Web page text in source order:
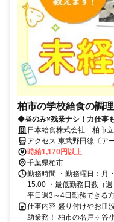
柏市の学校給食の調
◆昼のみ×残業ナシ！力仕事
調理補助】
日本給食株式会社 柏市
アクセス 東武野田線〔ア
分、東武野田線〔アーバ
Ｒ常磐線 柏南口(東)徒歩
時給1,170円以上
千葉県柏市
勤務時間 ・勤務曜日：月
15:00 ・最低勤務日数（
平日週3～4日勤務できる方
仕事内容 盛り付けやお皿
助業務！ 柏市の名戸ヶ谷